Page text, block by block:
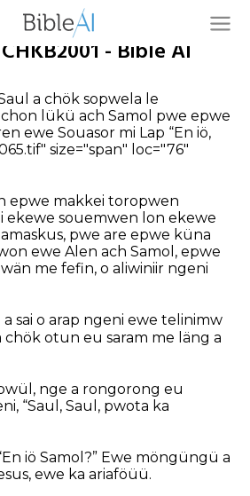
- Bible AI
a chök sopwela le
lükü ach Samol pwe epwe
ewe Souasor mi Lap “En iö,
size="span" loc="76"
epwe makkei toropwen
souemwen lon ekewe
pwe are epwe küna
ewe Alen ach Samol, epwe
me fefin, o aliwiniir ngeni
sai o arap ngeni ewe telinimw
chök otun eu saram me läng a
nge a rongorong eu
“Saul, Saul, pwota ka
iö Samol?” Ewe möngüngü a
ewe ka ariaföüü.